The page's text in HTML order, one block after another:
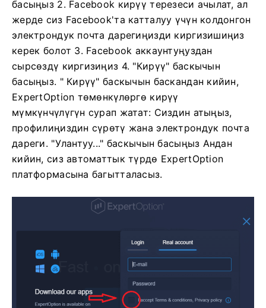
басыңыз 2. Facebook кирүү терезеси ачылат, ал
жерде сиз Facebook'та катталуу үчүн колдонгон
электрондук почта дарегиңизди киргизишиңиз
керек болот 3. Facebook аккаунтуңуздан
сырсөздү киргизиңиз 4. "Кирүү" баскычын
басыңыз. " Кирүү" баскычын баскандан кийин,
ExpertOption төмөнкүлөргө кирүү
мүмкүнчүлүгүн сурап жатат: Сиздин атыңыз,
профилиңиздин сүрөтү жана электрондук почта
дареги. "Улантуу..." баскычын басыңыз Андан
кийин, сиз автоматтык түрдө ExpertOption
платформасына багытталасыз.